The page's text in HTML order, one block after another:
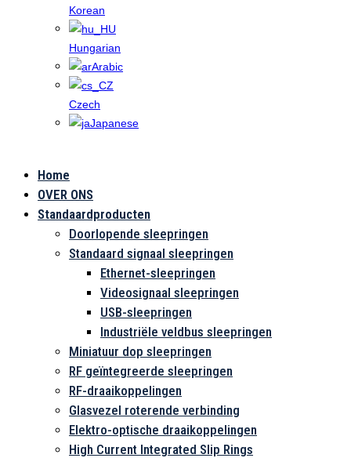
Korean
Hungarian
Arabic
Czech
Japanese
Home
OVER ONS
Standaardproducten
Doorlopende sleepringen
Standaard signaal sleepringen
Ethernet-sleepringen
Videosignaal sleepringen
USB-sleepringen
Industriële veldbus sleepringen
Miniatuur dop sleepringen
RF geïntegreerde sleepringen
RF-draaikoppelingen
Glasvezel roterende verbinding
Elektro-optische draaikoppelingen
High Current Integrated Slip Rings